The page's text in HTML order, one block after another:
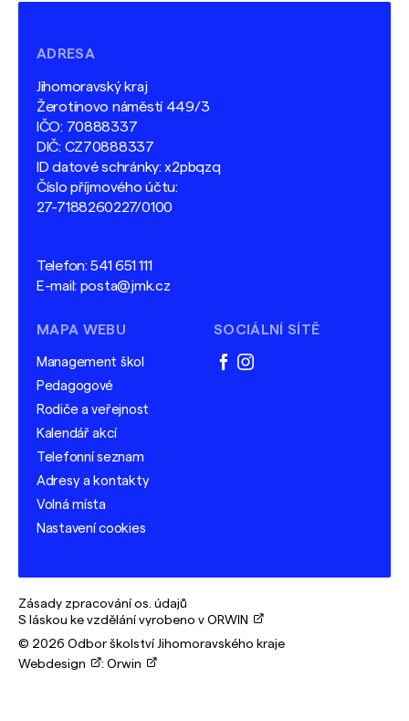
ADRESA
Jihomoravský kraj
Žerotínovo náměstí 449/3
IČO: 70888337
DIČ: CZ70888337
ID datové schránky: x2pbqzq
Číslo příjmového účtu:
27-7188260227/0100
Telefon:541 651 111
E-mail: posta@jmk.cz
MAPA WEBU
Management škol
Pedagogové
Rodiče a veřejnost
Kalendář akcí
Telefonní seznam
Adresy a kontakty
Volná místa
Nastavení cookies
SOCIÁLNÍ SÍTĚ
facebook
instagram
Zásady zpracování os. údajů
S láskou ke vzdělání vyrobeno v ORWIN
© 2026 Odbor školství Jihomoravského kraje
Webdesign
: Orwin